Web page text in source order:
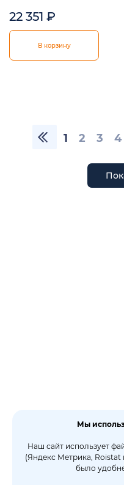
22 351 ₽
В корзину
1 2 3 4
Мы
Наш сайт использует
(Яндекс Метрика, Roistat
было